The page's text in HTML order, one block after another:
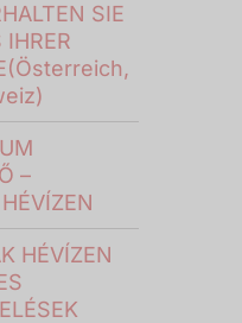
SIE
–
HÉVÍZEN